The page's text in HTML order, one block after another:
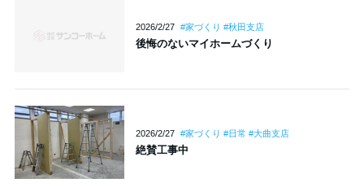
2026/2/27 #家づくり #秋田支店
後悔のないマイホームづくり
2026/2/27 #家づくり #日常 #大曲支店
絶賛工事中